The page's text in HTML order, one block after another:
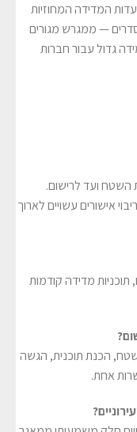
המדידה המחוזיות
— ממגרש מגורים
גדול עבור חברות
ממדידת השטח ועד לרישום.
אישורים עשויים לארוך
תוכניות מדידה קודמות
הכנת תוכנית, הגשה
אחת.